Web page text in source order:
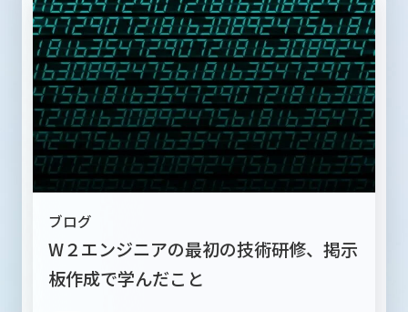
ブログ
W２エンジニアの最初の技術研修、掲示
板作成で学んだこと